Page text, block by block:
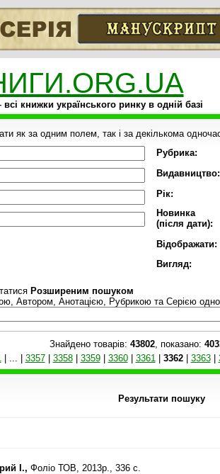
книжки українського ринку в одній базі
як за одним полем, так і за декількома
Рубрика:
Видавництво:
Рік:
Новинка
(після дати):
Відображати:
Вигляд:
Розширеним пошуком
Автором, Анотацією, Рубрикою та Серією
Знайдено товарів: 43802, показано:
... 3357 3358 3359 3360 3361 3362 3363
Результати пошуку
І., Фоліо ТОВ, 2013р., 336 c.